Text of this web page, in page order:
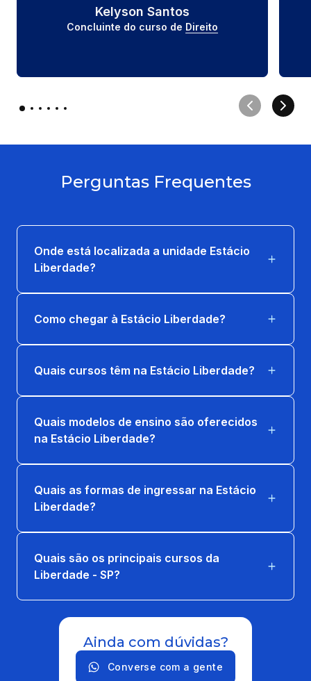
Kelyson Santos
Concluinte do curso de Direito
Perguntas Frequentes
Onde está localizada a unidade Estácio
Liberdade?
Como chegar à Estácio Liberdade?
Quais cursos têm na Estácio Liberdade?
Quais modelos de ensino são oferecidos
na Estácio Liberdade?
Quais as formas de ingressar na Estácio
Liberdade?
Quais são os principais cursos da
Liberdade - SP?
Ainda com dúvidas?
Converse com a gente